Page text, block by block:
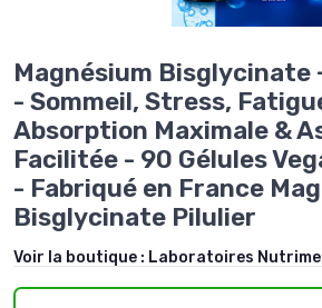
Magnésium Bisglycinate
- Sommeil, Stress,
Absorption Maximale &
Facilitée - 90 Gélules
- Fabriqué en France
Bisglycinate Pilulier
Voir la boutique : Laboratoires